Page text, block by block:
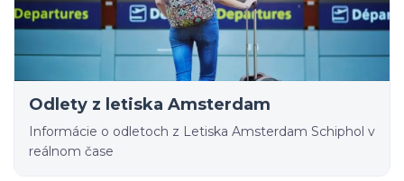
Odlety z letiska Amsterdam
Informácie o odletoch z Letiska Amsterdam Schiphol v
reálnom čase